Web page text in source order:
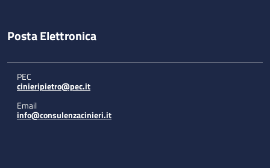
Posta Elettronica
PEC
cinieripietro@pec.it
Email
info@consulenzacinieri.it